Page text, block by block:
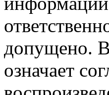
допущено. В
означает